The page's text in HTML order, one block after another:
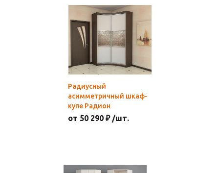
Радиусный
асимметричный шкаф-
купе Радион
от 50 290 ₽ /шт.